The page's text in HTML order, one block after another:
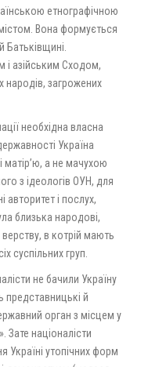
етнографічною
Вона формується
Батьківщині.
азійським Сходом,
народів, загрожених
необхідна власна
Україна
а не мачухою
з ідеологів ОУН, для
авторитет і послух,
близька народові,
в котрій мають
суспільних груп.
не бачили Україну
представницькі й
орган з місцем у
Зате націоналісти
Україні утопічних форм